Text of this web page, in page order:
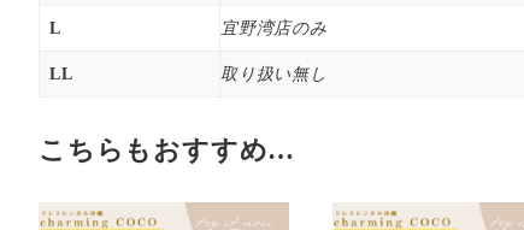
L 宜野湾店のみ
LL 取り扱い無し
こちらもおすすめ…